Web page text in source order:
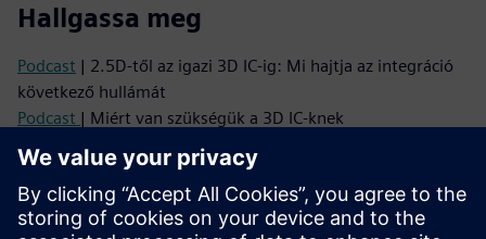
Hallgassa meg
Podcast | 2.5D-től az igazi 3D IC-ig: Mi hajtja az integráció
következő hullámát
Podcast | Miért van szükségük a 3D IC-knek
gondolkodásmentváltásra - és hogyan lehet ezt
megvalósítani
Olvasás